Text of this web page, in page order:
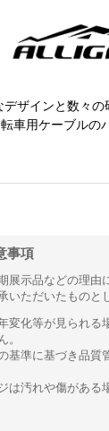
ザインと数々
車用ケーブルの
事項
示品などの理由
ただいたものと
変化等が見られる
基準に基づき品
は汚れや傷がある